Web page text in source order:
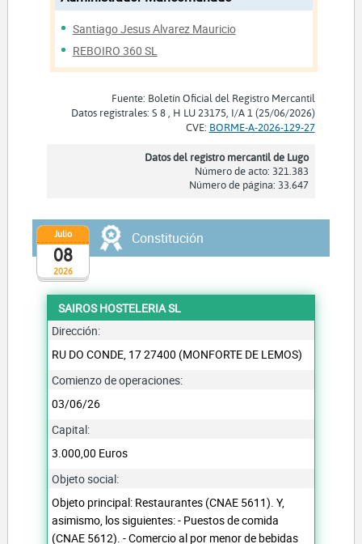
Santiago Jesus Alvarez Mauricio
REBOIRO 360 SL
Fuente: Boletín Oficial del Registro Mercantil
Datos registrales: S 8 , H LU 23175, I/A 1 (25/06/2026)
CVE: BORME-A-2026-129-27
Datos del registro mercantil de Lugo
Número de acto: 321.383
Número de página: 33.647
2026
Julio
08
Constitución
SAIROS HOSTELERIA SL
Dirección:
RU DO CONDE, 17 27400 (MONFORTE DE LEMOS)
Comienzo de operaciones:
03/06/26
Capital:
3.000,00 Euros
Objeto social:
Objeto principal: Restaurantes (CNAE 5611). Y,
asimismo, los siguientes: - Puestos de comida
(CNAE 5612). - Comercio al por menor de bebidas